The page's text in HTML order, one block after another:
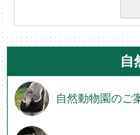
自
自然動物園のご